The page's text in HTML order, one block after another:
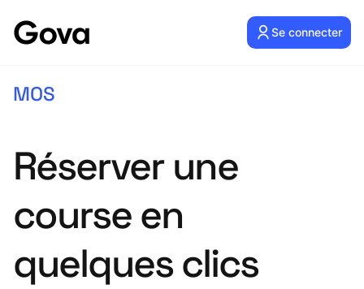
Se connecter
MOS
Réserver une
course en
quelques clics